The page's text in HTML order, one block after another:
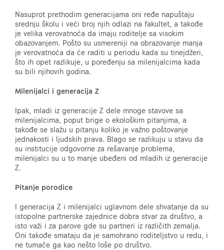
Nasuprot prethodim generacijama oni ređe napuštaju
srednju školu i veći broj njih odlazi na fakultet, a takođe
je velika verovatnoća da imaju roditelje sa visokim
obazovanjem. Pošto su usmereniji na obrazovanje manja
je verovatnoća da će raditi u periodu kada su tinejdžeri,
što ih opet razlikuje, u poređenju sa milenijalcima kada
su bili njihovih godina.
Milenijalci i generacija Z
Ipak, mladi iz generacije Z dele mnoge stavove sa
milenijalcima, poput brige o ekološkim pitanjima, a
takođe se slažu u pitanju koliko je važno poštovanje
jednakosti i ljudskih prava. Blago se razlikuju u stavu da
su institucije odgovorne za rešavanje problema,
milenijalci su u to manje ubeđeni od mladih iz generacije
Z.
Pitanje porodice
I generacija Z i milenijalci uglavnom dele shvatanje da su
istopolne partnerske zajednice dobra stvar za društvo, a
isto važi i za parove gde su partneri iz različith zemalja.
Oni takođe smataju da je samohrano roditeljstvo u redu, i
ne tumače ga kao nešto loše po društvo.